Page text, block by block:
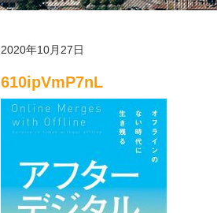
2020年10月27日
610ipVmP7nL